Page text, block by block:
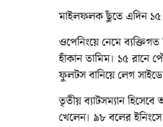
মাইলফলক ছুঁতে এদিন ১৫
ওপেনিংয়ে নেমে
হাঁকান তামিম। ১৫ রানে
ফুলটস বানিয়ে লেগ সাইডে
তৃতীয় ব্যাটসম্যান
খেলেন। ৯৮ বলের ইনিংসে